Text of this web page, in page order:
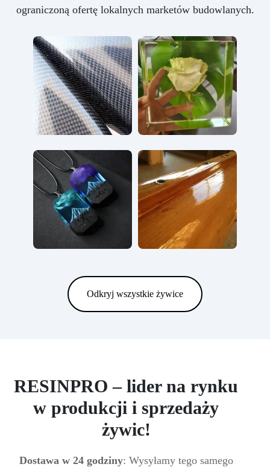
ograniczoną ofertę lokalnych marketów budowlanych.
Odkryj wszystkie żywice
RESINPRO – lider na rynku
w produkcji i sprzedaży
żywic!
Dostawa w 24 godziny: Wysyłamy tego samego